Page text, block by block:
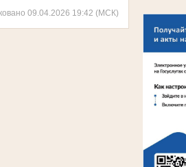
09.04.2026 19:42 (МСК)